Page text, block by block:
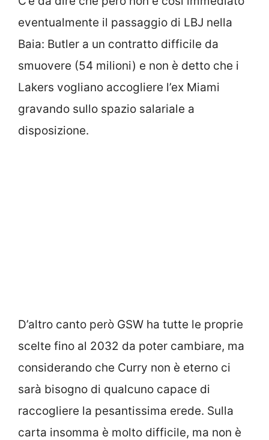
eventualmente il passaggio di LBJ nella
Baia: Butler a un contratto difficile da
smuovere (54 milioni) e non è detto che i
Lakers vogliano accogliere l’ex Miami
gravando sullo spazio salariale a
disposizione.
D’altro canto però GSW ha tutte le proprie
scelte fino al 2032 da poter cambiare, ma
considerando che Curry non è eterno ci
sarà bisogno di qualcuno capace di
raccogliere la pesantissima erede. Sulla
carta insomma è molto difficile, ma non è